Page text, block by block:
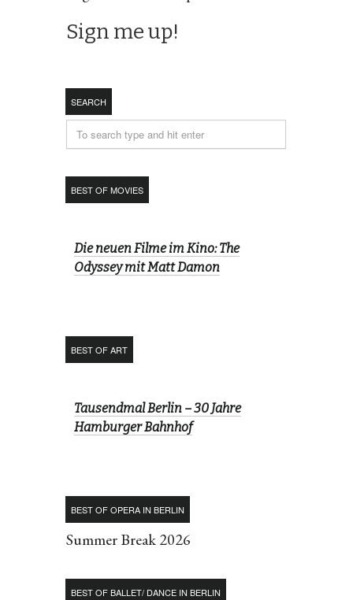
SEARCH
BEST OF MOVIES
Die neuen Filme im Kino: The
Odyssey mit Matt Damon
BEST OF ART
Tausendmal Berlin – 30 Jahre
Hamburger Bahnhof
BEST OF OPERA IN BERLIN
Summer Break 2026
BEST OF BALLET/ DANCE IN BERLIN